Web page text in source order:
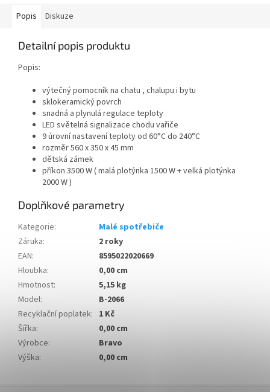
Popis Diskuze
Detailní popis produktu
Popis:
výtečný pomocník na chatu , chalupu i bytu
sklokeramický povrch
snadná a plynulá regulace teploty
LED světelná signalizace chodu vařiče
9 úrovní nastavení teploty od 60°C do 240°C
rozměr 560 x 350 x 45 mm
dětská zámek
příkon 3500 W ( malá plotýnka 1500 W + velká plotýnka
2000 W )
Doplňkové parametry
Kategorie:
Malé spotřebiče
Záruka:
2 roky
EAN:
8595022020669
Hloubka:
0,00 cm
Hmotnost:
5,15 kg
Model:
B-2066
Recyklační poplatek: 1 Kč
Šířka:
0,00 cm
Výrobce:
Bravo
Výška: 0,00 cm